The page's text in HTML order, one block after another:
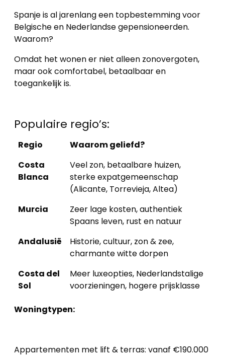
Spanje is al jarenlang een topbestemming voor
Belgische en Nederlandse gepensioneerden.
Waarom?
Omdat het wonen er niet alleen zonovergoten,
maar ook comfortabel, betaalbaar en
toegankelijk is.
Populaire regio’s:
Regio
Waarom geliefd?
Costa
Blanca
Veel zon, betaalbare huizen,
sterke expatgemeenschap
(Alicante, Torrevieja, Altea)
Murcia
Zeer lage kosten, authentiek
Spaans leven, rust en natuur
Andalusië
Historie, cultuur, zon & zee,
charmante witte dorpen
Costa del
Sol
Meer luxeopties, Nederlandstalige
voorzieningen, hogere prijsklasse
Woningtypen:
Appartementen met lift & terras: vanaf €190.000